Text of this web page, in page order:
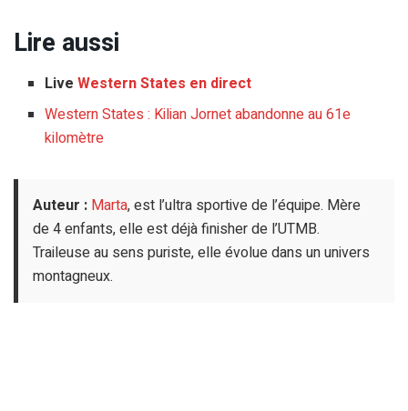
Lire aussi
LiveWestern States en direct
Western States : Kilian Jornet abandonne au 61e
kilomètre
Auteur : Marta, est l’ultra sportive de l’équipe. Mère
de 4 enfants, elle est déjà finisher de l’UTMB.
Traileuse au sens puriste, elle évolue dans un univers
montagneux.